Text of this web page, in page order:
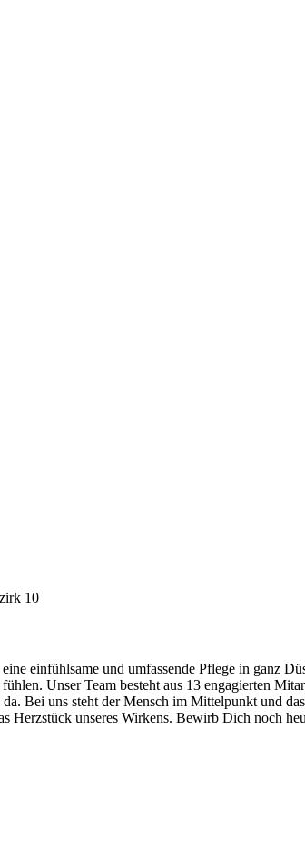
10
einfühlsame und umfassende Pflege in ganz
Unser Team besteht aus 13 engagierten
Bei uns steht der Mensch im Mittelpunkt und
Herzstück unseres Wirkens. Bewirb Dich noch